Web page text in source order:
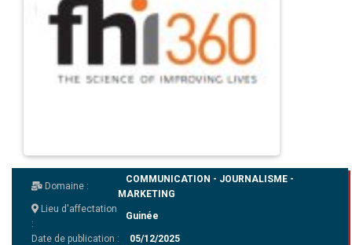
Domaine :
COMMUNICATION - JOURNALISME -
MARKETING
Lieu d'affectation
:
Guinée
Date de publication :
05/12/2025